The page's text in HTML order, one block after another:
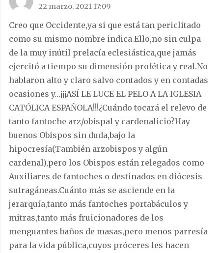
22 marzo, 2021 17:09
Creo que Occidente,ya si que está tan periclitado
como su mismo nombre indica.Ello,no sin culpa
de la muy inútil prelacía eclesiástica,que jamás
ejercitó a tiempo su dimensión profética y real.No
hablaron alto y claro salvo contados y en contadas
ocasiones y…¡¡¡ASÍ LE LUCE EL PELO A LA IGLESIA
CATÓLICA ESPAÑOLA!!!¿Cuándo tocará el relevo de
tanto fantoche arz/obispal y cardenalicio?Hay
buenos Obispos sin duda,bajo la
hipocresía(También arzobispos y algún
cardenal),pero los Obispos están relegados como
Auxiliares de fantoches o destinados en diócesis
sufragáneas.Cuánto más se asciende en la
jerarquía,tanto más fantoches portabáculos y
mitras,tanto más fruicionadores de los
menguantes baños de masas,pero menos parresía
para la vida pública,cuyos próceres les hacen